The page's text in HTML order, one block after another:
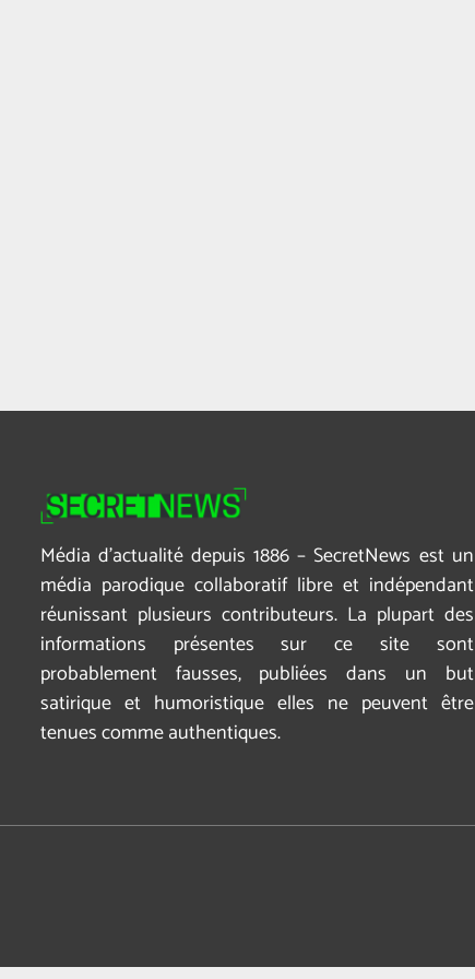
Média d’actualité depuis 1886 – SecretNews est un
média parodique collaboratif libre et indépendant
réunissant plusieurs contributeurs. La plupart des
informations présentes sur ce site sont
probablement fausses, publiées dans un but
satirique et humoristique elles ne peuvent être
tenues comme authentiques.